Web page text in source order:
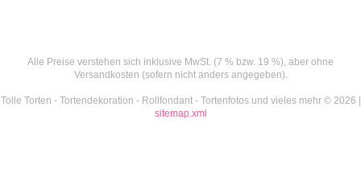
Alle Preise verstehen sich inklusive MwSt. (7 % bzw. 19 %), aber ohne
Versandkosten (sofern nicht anders angegeben).
Tolle Torten - Tortendekoration - Rollfondant - Tortenfotos und vieles mehr © 2026 |
sitemap.xml